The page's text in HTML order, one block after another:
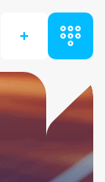
+